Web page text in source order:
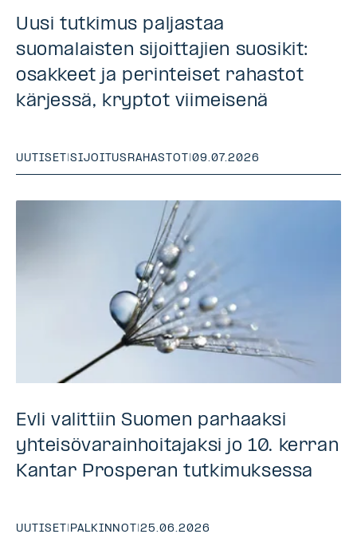
Uusi tutkimus paljastaa
suomalaisten sijoittajien suosikit:
osakkeet ja perinteiset rahastot
kärjessä, kryptot viimeisenä
UUTISET SIJOITUSRAHASTOT |09.07.2026
Evli valittiin Suomen parhaaksi
yhteisövarainhoitajaksi jo 10. kerran
Kantar Prosperan tutkimuksessa
UUTISET | PALKINNOT |25.06.2026